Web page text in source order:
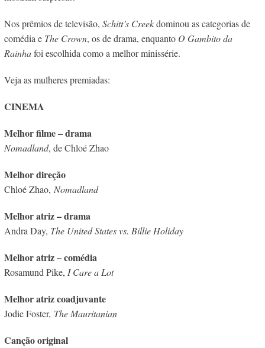
Nos prêmios de televisão, Schitt’s Creekdominou as categorias de
comédia eThe Crown, os de drama, enquanto O Gambito da
Rainhafoi escolhida como a melhor minissérie.
Veja as mulheres premiadas:
CINEMA
Melhor filme – drama
Nomadland, de Chloé Zhao
Melhor direção
Chloé Zhao, Nomadland
Melhor atriz – drama
Andra Day, The United States vs. Billie Holiday
Melhor atriz – comédia
Rosamund Pike, I Care a Lot
Melhor atriz coadjuvante
Jodie Foster, The Mauritanian
Canção original